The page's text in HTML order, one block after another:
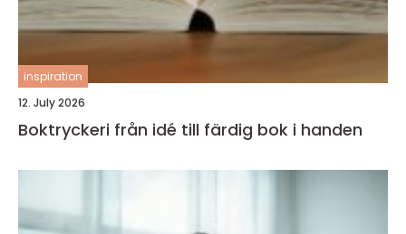
inspiration
12. July 2026
Boktryckeri från idé till färdig bok i handen